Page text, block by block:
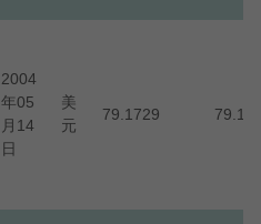
2004
年05
月14
日
美
元
79.1729